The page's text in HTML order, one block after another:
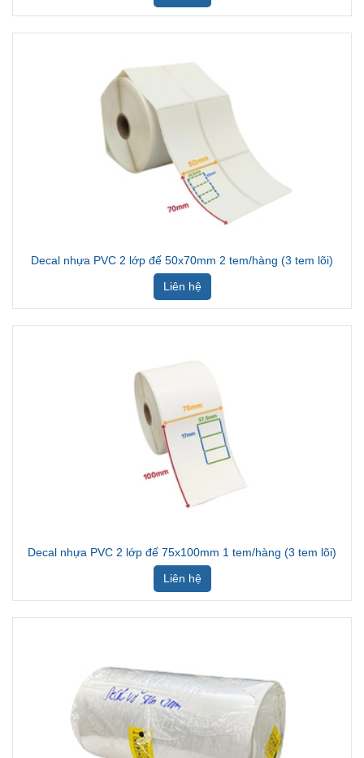
Decal nhựa PVC 2 lớp đế 50x70mm 2 tem/hàng (3 tem lõi)
Liên hệ
Decal nhựa PVC 2 lớp đế 75x100mm 1 tem/hàng (3 tem lõi)
Liên hệ